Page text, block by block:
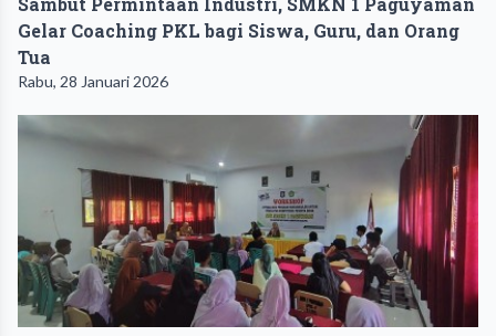
Gelar Coaching PKL bagi Siswa, Guru, dan Orang
Tua
Rabu, 28 Januari 2026